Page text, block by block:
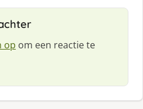
op om een reactie te